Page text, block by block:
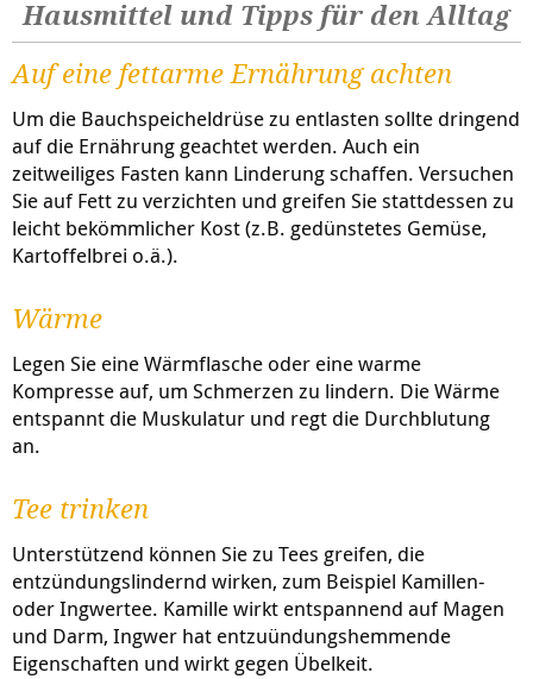
Hausmittel und Tipps für den Alltag
Auf eine fettarme Ernährung achten
Um die Bauchspeicheldrüse zu entlasten sollte dringend
auf die Ernährung geachtet werden. Auch ein
zeitweiliges Fasten kann Linderung schaffen. Versuchen
Sie auf Fett zu verzichten und greifen Sie stattdessen zu
leicht bekömmlicher Kost (z.B. gedünstetes Gemüse,
Kartoffelbrei o.ä.).
Wärme
Legen Sie eine Wärmflasche oder eine warme
Kompresse auf, um Schmerzen zu lindern. Die Wärme
entspannt die Muskulatur und regt die Durchblutung
an.
Tee trinken
Unterstützend können Sie zu Tees greifen, die
entzündungslindernd wirken, zum Beispiel Kamillen-
oder Ingwertee. Kamille wirkt entspannend auf Magen
und Darm, Ingwer hat entzuündungshemmende
Eigenschaften und wirkt gegen Übelkeit.